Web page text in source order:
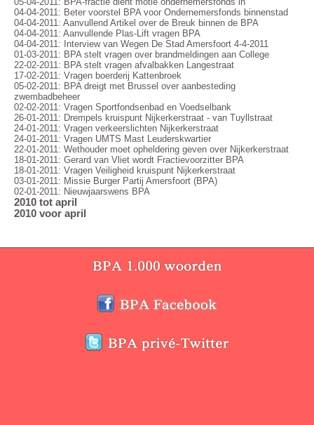
04-04-2011: Beter voorstel BPA voor Ondernemersfonds binnenstad
04-04-2011: Aanvullend Artikel over de Breuk binnen de BPA
04-04-2011: Aanvullende Plas-Lift vragen BPA
04-04-2011: Interview van Wegen De Stad Amersfoort 4-4-2011
01-03-2011: BPA stelt vragen over brandmeldingen aan College
22-02-2011: BPA stelt vragen afvalbakken Langestraat
17-02-2011: Vragen boerderij Kattenbroek
05-02-2011: BPA dreigt met Brussel over aanbesteding
zwembadbeheer
02-02-2011: Vragen Sportfondsenbad en Voedselbank
26-01-2011: Drempels kruispunt Nijkerkerstraat - van Tuyllstraat
24-01-2011: Vragen verkeerslichten Nijkerkerstraat
24-01-2011: Vragen UMTS Mast Leuderskwartier
22-01-2011: Wethouder moet opheldering geven over Nijkerkerstraat
18-01-2011: Gerard van Vliet wordt Fractievoorzitter BPA
18-01-2011: Vragen Veiligheid kruispunt Nijkerkerstraat
03-01-2011: Missie Burger Partij Amersfoort (BPA)
02-01-2011: Nieuwjaarswens BPA
2010 tot april
2010 voor april